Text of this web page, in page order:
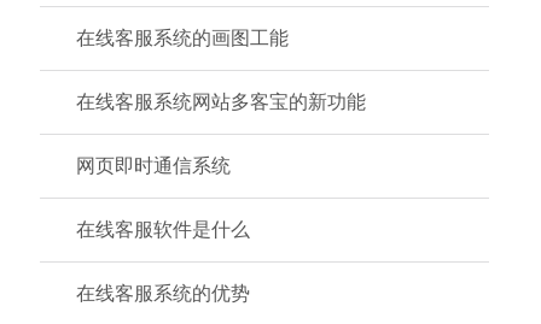
在线客服系统的画图工能
在线客服系统网站多客宝的新功能
网页即时通信系统
在线客服软件是什么
在线客服系统的优势